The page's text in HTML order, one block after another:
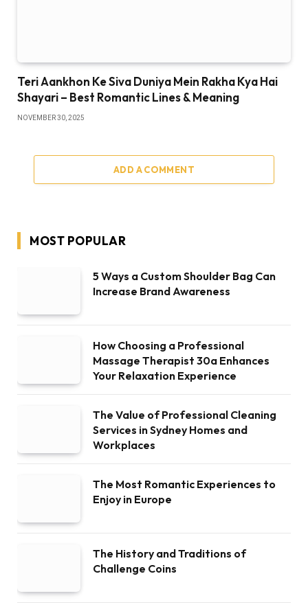
Teri Aankhon Ke Siva Duniya Mein Rakha Kya Hai
Shayari – Best Romantic Lines & Meaning
NOVEMBER 30, 2025
ADD A COMMENT
MOST POPULAR
5 Ways a Custom Shoulder Bag Can
Increase Brand Awareness
How Choosing a Professional
Massage Therapist 30a Enhances
Your Relaxation Experience
The Value of Professional Cleaning
Services in Sydney Homes and
Workplaces
The Most Romantic Experiences to
Enjoy in Europe
The History and Traditions of
Challenge Coins